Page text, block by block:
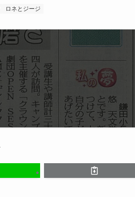
ロネとジージ